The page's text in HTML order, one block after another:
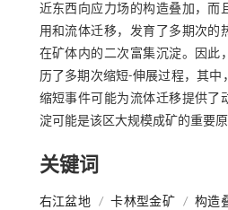
近东西向应力场的构造叠加，而
用和流体迁移，发育了多期次的
在矿体内的二次富集沉淀。因此
历了多期次缩短-伸展过程，其中
缩短事件可能为流体迁移提供了
淀可能是该区大规模成矿的重要原
关键词
右江盆地 / 卡林型金矿 / 构造